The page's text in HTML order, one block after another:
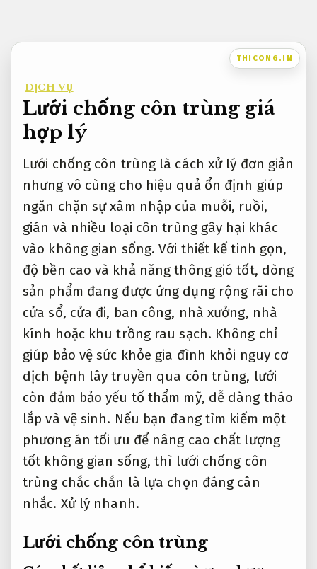
nội
THICONG.IN
DỊCH VỤ
Lưới chống côn trùng giá
hợp lý
Lưới chống côn trùng là cách xử lý đơn giản
nhưng vô cùng cho hiệu quả ổn định giúp
ngăn chặn sự xâm nhập của muỗi, ruồi,
gián và nhiều loại côn trùng gây hại khác
vào không gian sống. Với thiết kế tinh gọn,
độ bền cao và khả năng thông gió tốt, dòng
sản phẩm đang được ứng dụng rộng rãi cho
cửa sổ, cửa đi, ban công, nhà xưởng, nhà
kính hoặc khu trồng rau sạch. Không chỉ
giúp bảo vệ sức khỏe gia đình khỏi nguy cơ
dịch bệnh lây truyền qua côn trùng, lưới
còn đảm bảo yếu tố thẩm mỹ, dễ dàng tháo
lắp và vệ sinh. Nếu bạn đang tìm kiếm một
phương án tối ưu để nâng cao chất lượng
tốt không gian sống, thì lưới chống côn
trùng chắc chắn là lựa chọn đáng cân
nhắc. Xử lý nhanh.
Lưới chống côn trùng